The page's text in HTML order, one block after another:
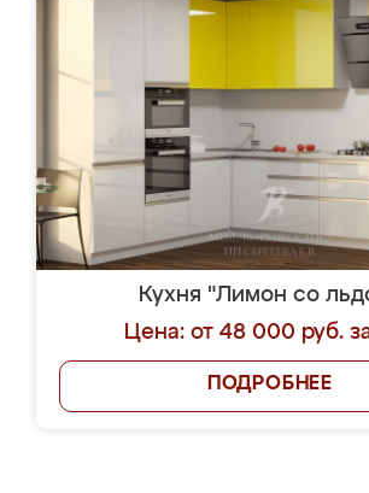
Кухня "Лимон со
Цена: от 48 000 руб.
ПОДРОБНЕЕ